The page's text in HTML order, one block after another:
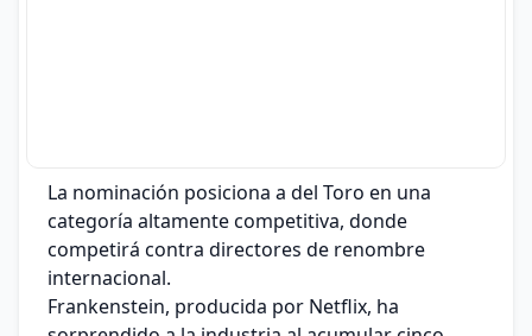
La nominación posiciona a del Toro en una
categoría altamente competitiva, donde
competirá contra directores de renombre
internacional.
Frankenstein, producida por Netflix, ha